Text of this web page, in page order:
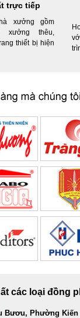
trực tiếp
xưởng gồm
xưởng thêu,
thiết bị hiện
các loại đồng
Bươu, Phường